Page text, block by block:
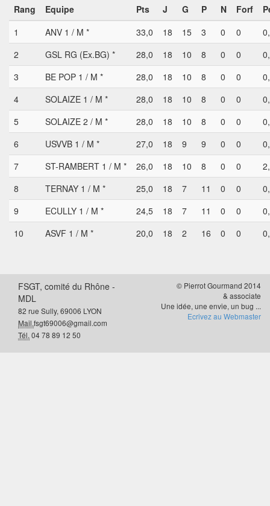
Rang Equipe Pts J G P N Forf
1
ANV 1 / M * 33,0 18 15 3 0 0
2
GSL RG (Ex.BG) * 28,0 18 10 8 0 0
3
BE POP 1 / M * 28,0 18 10 8 0 0
4
SOLAIZE 1 / M * 28,0 18 10 8 0 0
5
SOLAIZE 2 / M * 28,0 18 10 8 0 0
6
USVVB 1 / M * 27,0 18 9 9 0 0
7
ST-RAMBERT 1 / M * 26,0 18 10 8 0 0
8
TERNAY 1 / M * 25,0 18 7 11 0 0
9
ECULLY 1 / M * 24,5 18 7 11 0 0
10
ASVF 1 / M * 20,0 18 2 16 0 0
FSGT, comité du Rhône -
MDL
82 rue Sully, 69006 LYON
Mail.fsgt69006@gmail.com
Tél. 04 78 89 12 50
© Pierrot Gourmand 2014
& associate
Une idée, une envie, un bug ...
Ecrivez au Webmaster